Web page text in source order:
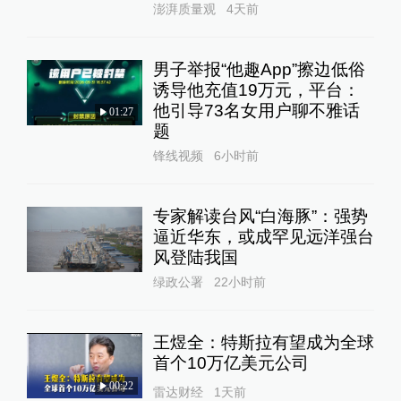
澎湃质量观 4天前
01:27
男子举报“他趣App”擦边低俗
诱导他充值19万元，平台：
他引导73名女用户聊不雅话
题
锋线视频 6小时前
专家解读台风“白海豚”：强势
逼近华东，或成罕见远洋强台
风登陆我国
绿政公署 22小时前
00:22
王煜全：特斯拉有望成为全球
首个10万亿美元公司
雷达财经 1天前